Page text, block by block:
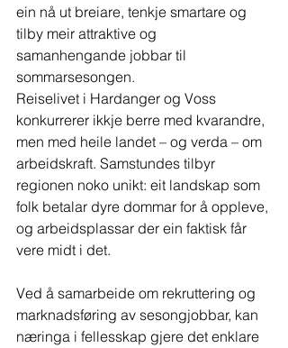
ein nå ut breiare, tenkje smartare og
tilby meir attraktive og
samanhengande jobbar til
sommarsesongen.
Reiselivet i Hardanger og Voss
konkurrerer ikkje berre med kvarandre,
men med heile landet – og verda – om
arbeidskraft. Samstundes tilbyr
regionen noko unikt: eit landskap som
folk betalar dyre dommar for å oppleve,
og arbeidsplassar der ein faktisk får
vere midt i det.
Ved å samarbeide om rekruttering og
marknadsføring av sesongjobbar, kan
næringa i fellesskap gjere det enklare